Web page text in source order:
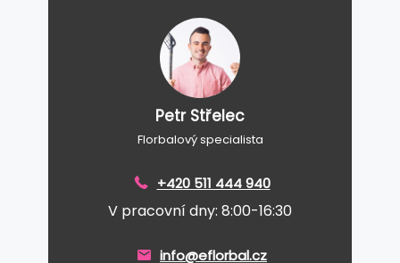
Petr Střelec
Florbalový specialista
+420 511 444 940
V pracovní dny: 8:00-16:30
info@eflorbal.cz